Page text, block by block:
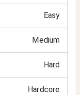
Easy
Medium
Hard
Hardcore